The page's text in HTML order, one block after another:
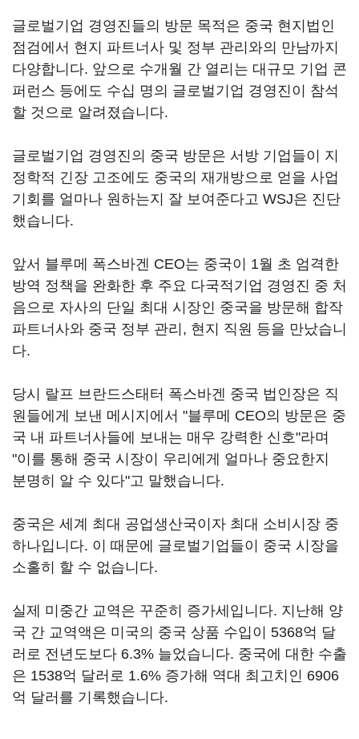
글로벌기업 경영진들의 방문 목적은 중국 현지법인
점검에서 현지 파트너사 및 정부 관리와의 만남까지
다양합니다. 앞으로 수개월 간 열리는 대규모 기업 콘
퍼런스 등에도 수십 명의 글로벌기업 경영진이 참석
할 것으로 알려졌습니다.
글로벌기업 경영진의 중국 방문은 서방 기업들이 지
정학적 긴장 고조에도 중국의 재개방으로 얻을 사업
기회를 얼마나 원하는지 잘 보여준다고 WSJ은 진단
했습니다.
앞서 블루메 폭스바겐 CEO는 중국이 1월 초 엄격한
방역 정책을 완화한 후 주요 다국적기업 경영진 중 처
음으로 자사의 단일 최대 시장인 중국을 방문해 합작
파트너사와 중국 정부 관리, 현지 직원 등을 만났습니
다.
당시 랄프 브란드스태터 폭스바겐 중국 법인장은 직
원들에게 보낸 메시지에서 "블루메 CEO의 방문은 중
국 내 파트너사들에 보내는 매우 강력한 신호"라며
"이를 통해 중국 시장이 우리에게 얼마나 중요한지
분명히 알 수 있다"고 말했습니다.
중국은 세계 최대 공업생산국이자 최대 소비시장 중
하나입니다. 이 때문에 글로벌기업들이 중국 시장을
소홀히 할 수 없습니다.
실제 미중간 교역은 꾸준히 증가세입니다. 지난해 양
국 간 교역액은 미국의 중국 상품 수입이 5368억 달
러로 전년도보다 6.3% 늘었습니다. 중국에 대한 수출
은 1538억 달러로 1.6% 증가해 역대 최고치인 6906
억 달러를 기록했습니다.